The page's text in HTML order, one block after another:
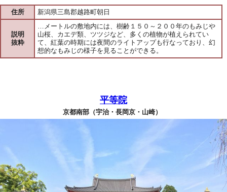
住所 新潟県三島郡越路町朝日
説明
抜粋
…メートルの敷地内には、樹齢１５０～２００年のもみじや
山桜、カエデ類、ツツジなど、多くの植物が植えられてい
て、紅葉の時期には夜間のライトアップも行なっており、幻
想的なもみじの様子を見ることができる。
平等院
京都南部（宇治・長岡京・山崎）